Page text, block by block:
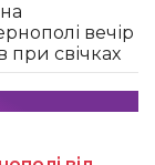
вечір
при свічках